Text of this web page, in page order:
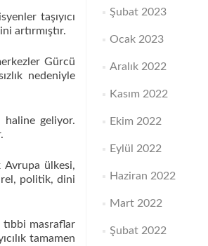
taşıyıcı
artırmıştır.
Gürcü
nedeniyle
haline geliyor.
Avrupa ülkesi,
politik, dini
tıbbi masraflar
tamamen
Şubat 2023
Ocak 2023
Aralık 2022
Kasım 2022
Ekim 2022
Eylül 2022
Haziran 2022
Mart 2022
Şubat 2022